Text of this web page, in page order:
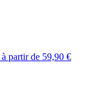
à partir de 59,90 €